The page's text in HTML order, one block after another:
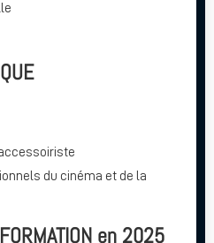
du cinéma et de la
en 2025